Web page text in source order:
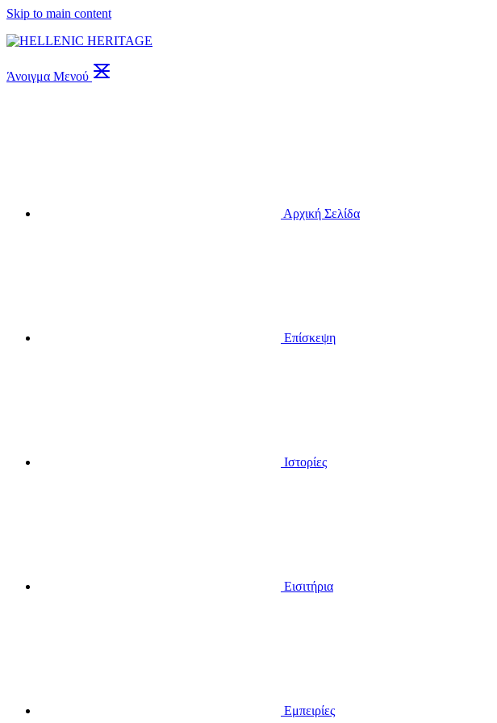
Skip to main content
Άνοιγμα Μενού
Αρχική Σελίδα
Επίσκεψη
Ιστορίες
Εισιτήρια
Εμπειρίες